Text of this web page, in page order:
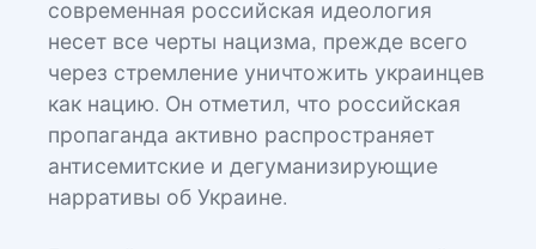
современная российская идеология
несет все черты нацизма, прежде всего
через стремление уничтожить украинцев
как нацию. Он отметил, что российская
пропаганда активно распространяет
антисемитские и дегуманизирующие
нарративы об Украине.